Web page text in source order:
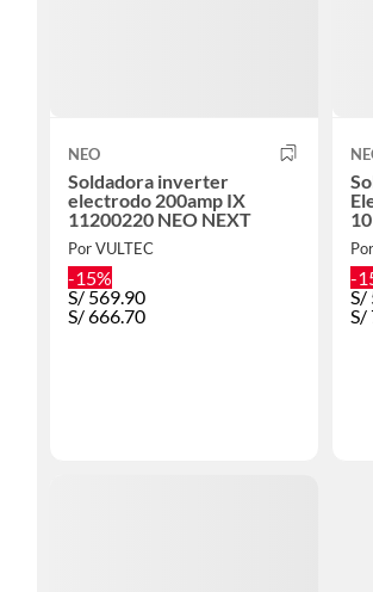
NEO
Soldadora inverter
electrodo 200amp IX
11200220 NEO NEXT
Por VULTEC
-15%
S/569.90
S/666.70
-
S/
S/